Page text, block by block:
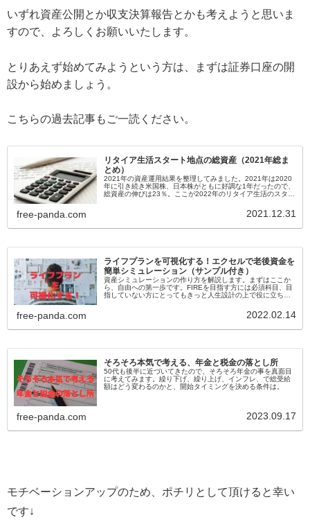
いずれ資産公開とか収支決算報告とかも考えようと思いま
すので、よろしくお願いいたします。
とりあえず始めてみようという方は、まずは証券口座の開
設から始めましょう。
こちらの過去記事もご一読ください。
リタイア生活スタート地点の総資産（2021年総ま
とめ）
2021年の資産運用結果を整理してみました。2021年は2020
年に引き続き米国株、日本株がともに好調な1年だったので、
総資産の伸びは23％。ここが2022年のリタイア生活のスター
たいと思います。計画通りに行けばいいですが。。
free-panda.com 2021.12.31
ライフプランを可視化する！エクセルで老後資金を
簡単シミュレーション（サンプル付き）
資産シミュレーションの作り方を解説します。まずはここか
ら、自由への第一歩です。FIREを目指す方には必須科目、目
指していない方にとってもきっと人生設計の上で役に立ちま
free-panda.com 2022.02.14
そろそろ本気で考える、年金と税金の落とし所
50代も後半に近づいてきたので、そろそろ年金の事を真面目
に考えてみます。繰り下げ、繰り上げ、インフレ、で総受給
額はどう変わるのかと、開始タイミングを決める条件は。
free-panda.com 2023.09.17
モチベーションアップのため、ポチリとして頂けると幸い
です↓